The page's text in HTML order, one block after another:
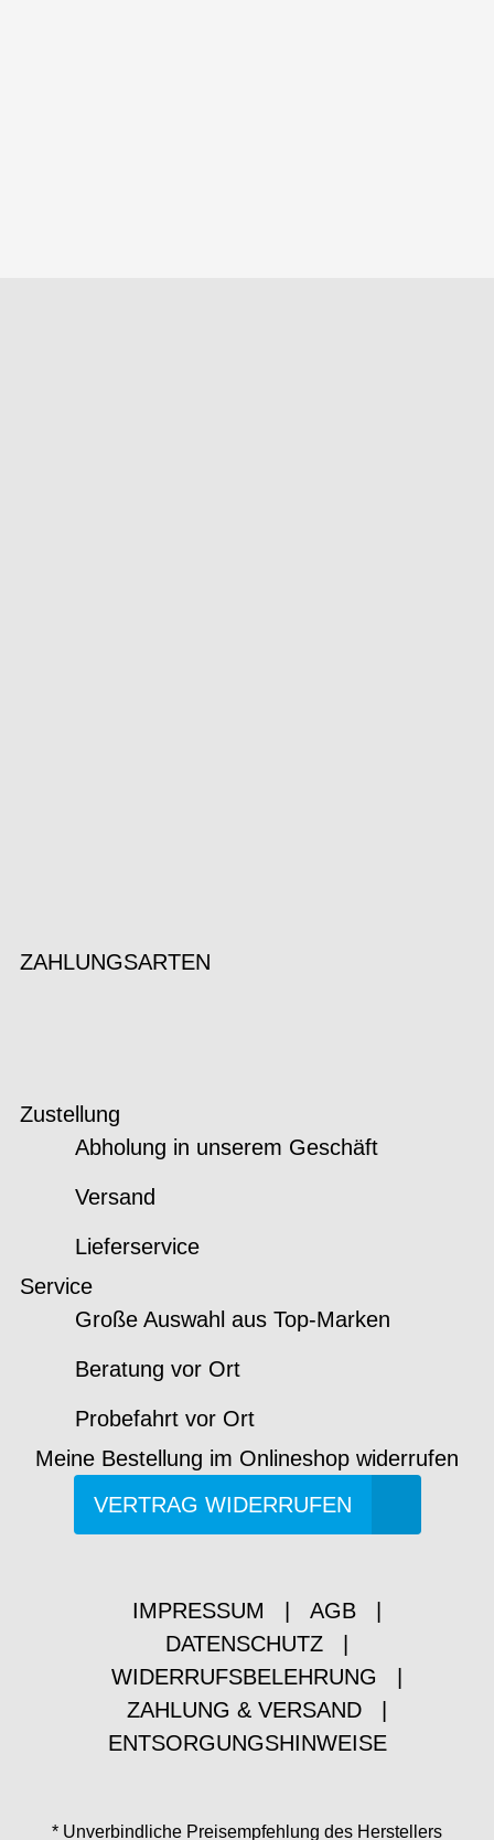
ZAHLUNGSARTEN
Zustellung
Abholung in unserem Geschäft
Versand
Lieferservice
Service
Große Auswahl aus Top-Marken
Beratung vor Ort
Probefahrt vor Ort
Meine Bestellung im Onlineshop widerrufen
VERTRAG WIDERRUFEN
IMPRESSUM AGB
DATENSCHUTZ
WIDERRUFSBELEHRUNG
ZAHLUNG & VERSAND
ENTSORGUNGSHINWEISE
* Unverbindliche Preisempfehlung des Herstellers